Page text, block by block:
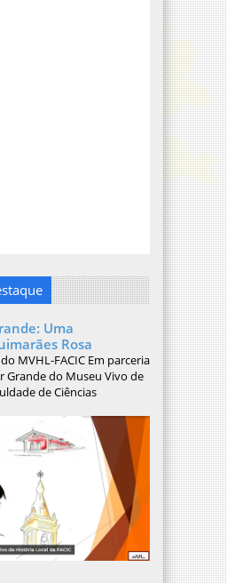
Uma
Rosa
MVHL-FACIC Em parceria
Grande do Museu Vivo de
de Ciências